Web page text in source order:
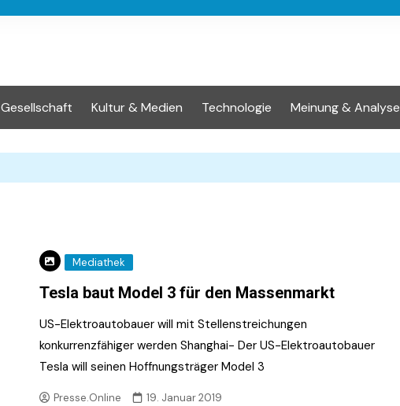
Gesellschaft Kultur & Medien Technologie Meinung & Analyse
Mediathek
Tesla baut Model 3 für den Massenmarkt
US-Elektroautobauer will mit Stellenstreichungen
konkurrenzfähiger werden Shanghai- Der US-Elektroautobauer
Tesla will seinen Hoffnungsträger Model 3
Presse.Online 19. Januar 2019